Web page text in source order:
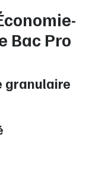
Bac Pro
granulaire